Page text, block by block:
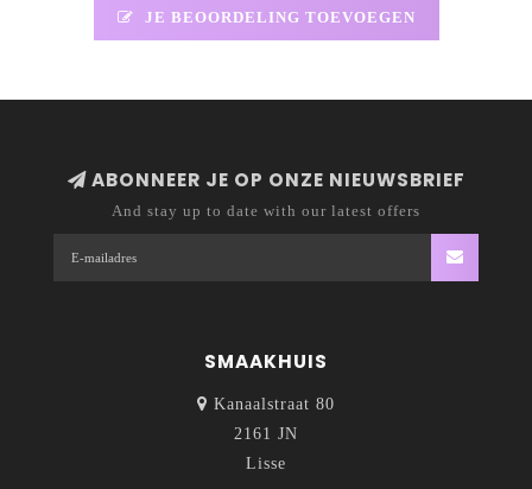
JE BEOORDELING TOEVOEGEN
ABONNEER JE OP ONZE NIEUWSBRIEF
And stay up to date with our latest offers
SMAAKHUIS
Kanaalstraat 80
2161 JN
Lisse